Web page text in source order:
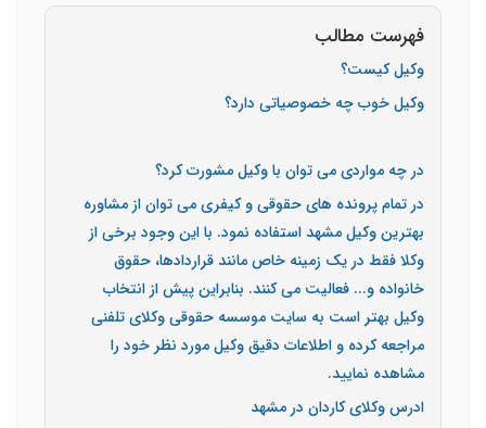
فهرست مطالب
وکیل کیست؟
وکیل خوب چه خصوصیاتی دارد؟
در چه مواردی می توان با وکیل مشورت کرد؟
در تمام پرونده های حقوقی و کیفری می توان از مشاوره
بهترین وکیل مشهد استفاده نمود. با این وجود برخی از
وکلا فقط در یک زمینه خاص مانند قراردادها، حقوق
خانواده و... فعالیت می کنند. بنابراین پیش از انتخاب
وکیل بهتر است به سایت موسسه حقوقی وکلای تلفنی
مراجعه کرده و اطلاعات دقیق وکیل مورد نظر خود را
مشاهده نمایید.
ادرس وکلای کاردان در مشهد